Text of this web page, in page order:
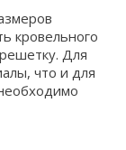
кровельного
Для
что и для